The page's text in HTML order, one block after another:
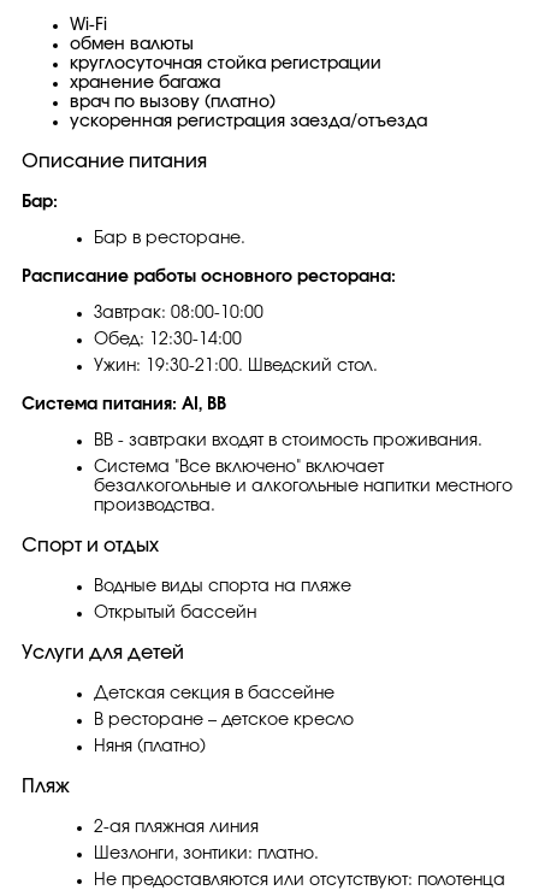
Wi-Fi
обмен валюты
круглосуточная стойка регистрации
хранение багажа
врач по вызову (платно)
ускоренная регистрация заезда/отъезда
Описание питания
Бар:
Бар в ресторане.
Расписание работы основного ресторана:
Завтрак: 08:00-10:00
Обед: 12:30-14:00
Ужин: 19:30-21:00. Шведский стол.
Система питания: AI, BB
BB - завтраки входят в стоимость проживания.
Система "Все включено" включает
безалкогольные и алкогольные напитки местного
производства.
Спорт и отдых
Водные виды спорта на пляже
Открытый бассейн
Услуги для детей
Детская секция в бассейне
В ресторане – детское кресло
Няня (платно)
Пляж
2-ая пляжная линия
Шезлонги, зонтики: платно.
Не предоставляются или отсутствуют: полотенца